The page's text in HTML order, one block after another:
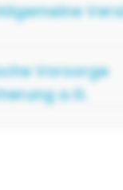
Vorsorge
a.G.